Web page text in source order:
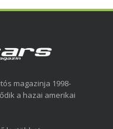
magazinja 1998-
a hazai amerikai